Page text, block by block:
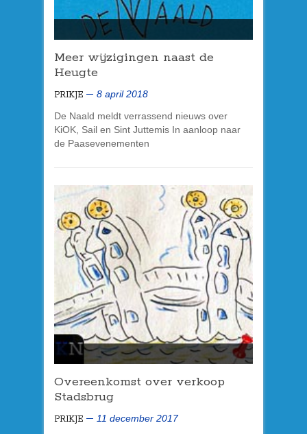
Meer wijzigingen naast de
Heugte
PRIKJE
8 april 2018
De Naald meldt verrassend nieuws over
KiOK, Sail en Sint Juttemis In aanloop naar
de Paasevenementen
Overeenkomst over verkoop
Stadsbrug
PRIKJE
11 december 2017